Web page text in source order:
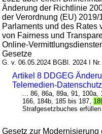
Änderung der Richtlinie
der Verordnung (EU)
Parlaments und des Rates
von Fairness und
Online-
Gesetze
G. v. 06.05.2024 BGBl. 2024 I
Artikel 8 DDGEG
Telemedien-
... 86, 86a, 89a, 91,
166, 184b, 185 bis 187,
Strafgesetzbuches
Gesetz zur